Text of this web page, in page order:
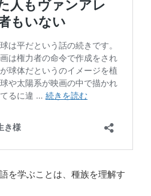
を学ぶことは、種族を理解す